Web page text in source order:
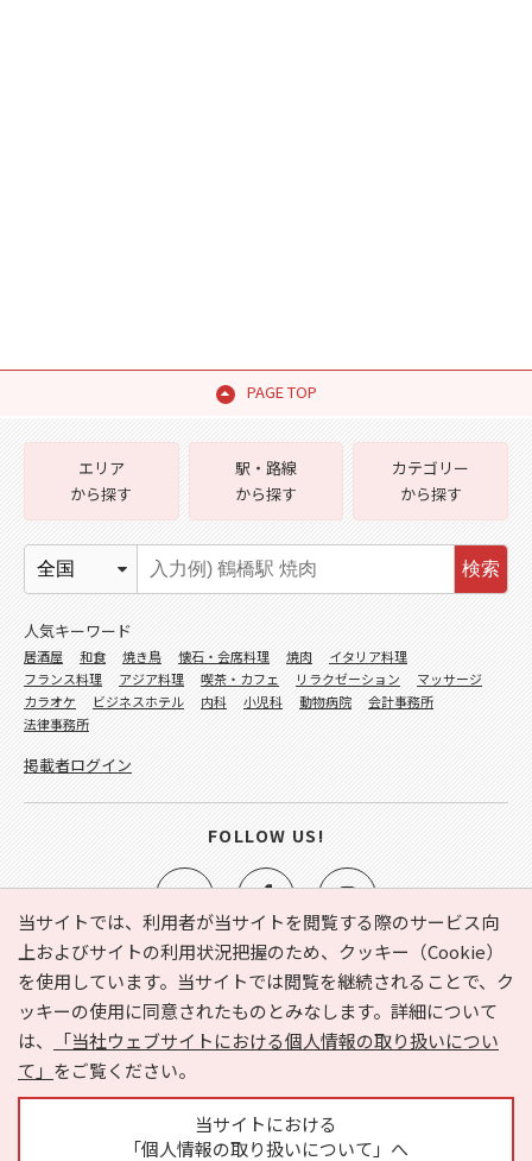
PAGE TOP
当サイトでは、利用者が当サイトを閲覧する際のサービス向
上およびサイトの利用状況把握のため、クッキー（Cookie）
を使用しています。当サイトでは閲覧を継続されることで、ク
ッキーの使用に同意されたものとみなします。詳細について
は、
「当社ウェブサイトにおける個人情報の取り扱いについ
て」 をご覧ください。
当サイトにおける
「個人情報の取り扱いについて」へ
e-NAVITA（イーナビタ）とは？ お気に入り
ヘルプ
利用規約
個人情報の取り扱いについて
運営会社
サイトマップ
広告掲載に関するお問い合わせ
エリア
から探す
駅・路線
から探す
カテゴリー
から探す
検索
人気キーワード
居酒屋 和食 焼き鳥 懐石・会席料理 焼肉
イタリア料理
フランス料理
アジア料理 喫茶・カフェ リラクゼーション
マッサージ
カラオケ
ビジネスホテル 内科 小児科 動物病院
会計事務所
法律事務所
掲載者ログイン
FOLLOW US!